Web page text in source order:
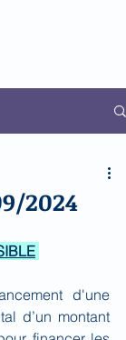
2024
d'une
d’un montant